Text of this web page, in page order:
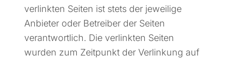
verlinkten Seiten ist stets der jeweilige
Anbieter oder Betreiber der Seiten
verantwortlich. Die verlinkten Seiten
wurden zum Zeitpunkt der Verlinkung auf